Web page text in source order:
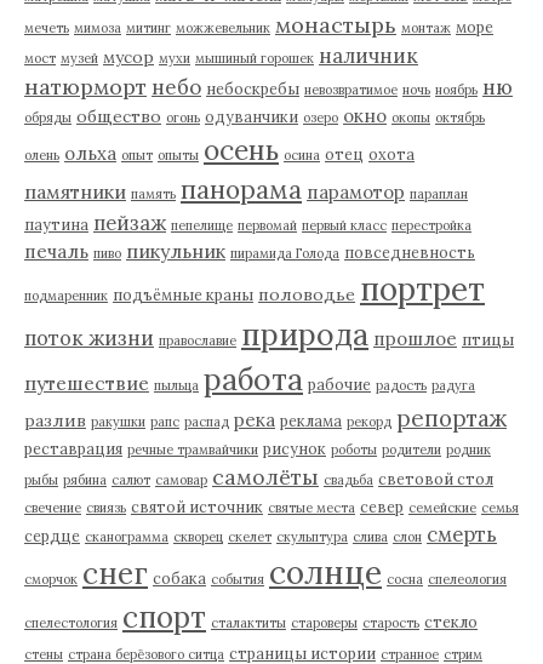
мечеть мимоза митинг можжевельник монастырь монтаж море
мост музей мусор мухи мышиный горошек наличник
натюрморт небо небоскребы невозвратимое ночь ноябрь ню
обряды общество огонь одуванчики озеро окно окопы октябрь
олень ольха опыт опыты осень осина отец охота
памятники память панорама парамотор параплан
паутина пейзаж пепелище первомай первый класс перестройка
печаль пиво пикульник пирамида Голода повседневность
подмаренник подъёмные краны половодье портрет
поток жизни православие природа прошлое птицы
путешествие пыльца работа рабочие радость радуга
разлив ракушки рапс распад река реклама рекорд репортаж
реставрация речные трамвайчики рисунок роботы родители родник
рыбы рябина салют самовар самолёты свадьба световой стол
свечение свиязь святой источник святые места север семейские семья
сердце сканограмма скворец скелет скульптура слива слон смерть
сморчок снег собака события солнце сосна спелеология
спелестология спорт сталактиты староверы старость стекло
стены страна берёзового ситца страницы истории странное стрим